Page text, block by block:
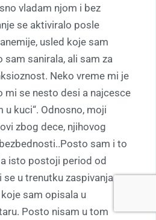
vladam njom i bez
se aktiviralo posle
usled koje sam
sanirala, ali sam za
Neko vreme mi je
mi se nesto desi a najcesce
kuci“. Odnosno, moji
zbog dece, njihovog
sam i to
isto postoji period od
u trenutku zaspivanja
sam opisala u
Posto nisam u tom